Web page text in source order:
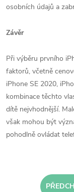
osobních údajů a
Závěr
Při výběru prvního
faktorů, včetně
iPhone SE 2020,
kombinace těchto
dítě nejvhodnější.
však mohou být
pohodlně ovládat